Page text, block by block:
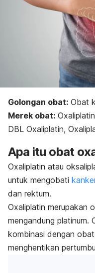
Golongan obat: Obat
Merek obat:
DBL Oxaliplatin,
Apa itu obat
Oxaliplatin atau
untuk mengobati
dan rektum.
Oxaliplatin merupakan
mengandung platinum.
kombinasi dengan
menghentikan